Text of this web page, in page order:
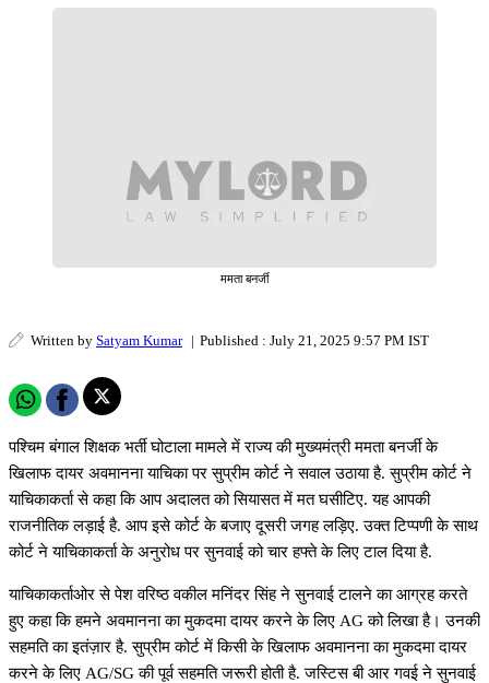
ममता बनर्जी
Written by Satyam Kumar | Published : July 21, 2025 9:57 PM IST
पश्चिम बंगाल शिक्षक भर्ती घोटाला मामले में राज्य की मुख्यमंत्री ममता बनर्जी के
खिलाफ दायर अवमानना याचिका पर सुप्रीम कोर्ट ने सवाल उठाया है. सुप्रीम कोर्ट ने
याचिकाकर्ता से कहा कि आप अदालत को सियासत में मत घसीटिए. यह आपकी
राजनीतिक लड़ाई है. आप इसे कोर्ट के बजाए दूसरी जगह लड़िए. उक्त टिप्पणी के साथ
कोर्ट ने याचिकाकर्ता के अनुरोध पर सुनवाई को चार हफ्ते के लिए टाल दिया है.
याचिकाकर्ताओर से पेश वरिष्ठ वकील मनिंदर सिंह ने सुनवाई टालने का आग्रह करते
हुए कहा कि हमने अवमानना का मुकदमा दायर करने के लिए AG को लिखा है। उनकी
सहमति का इतंज़ार है. सुप्रीम कोर्ट में किसी के खिलाफ अवमानना का मुकदमा दायर
करने के लिए AG/SG की पूर्व सहमति जरूरी होती है. जस्टिस बी आर गवई ने सुनवाई